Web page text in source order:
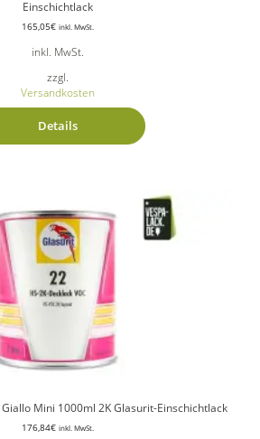
Einschichtlack
165,05€ inkl. MwSt.
inkl. MwSt.
zzgl.
Versandkosten
Details
Mini 1000ml 2K Glasurit-Einschichtlack
176,84€ inkl. MwSt.